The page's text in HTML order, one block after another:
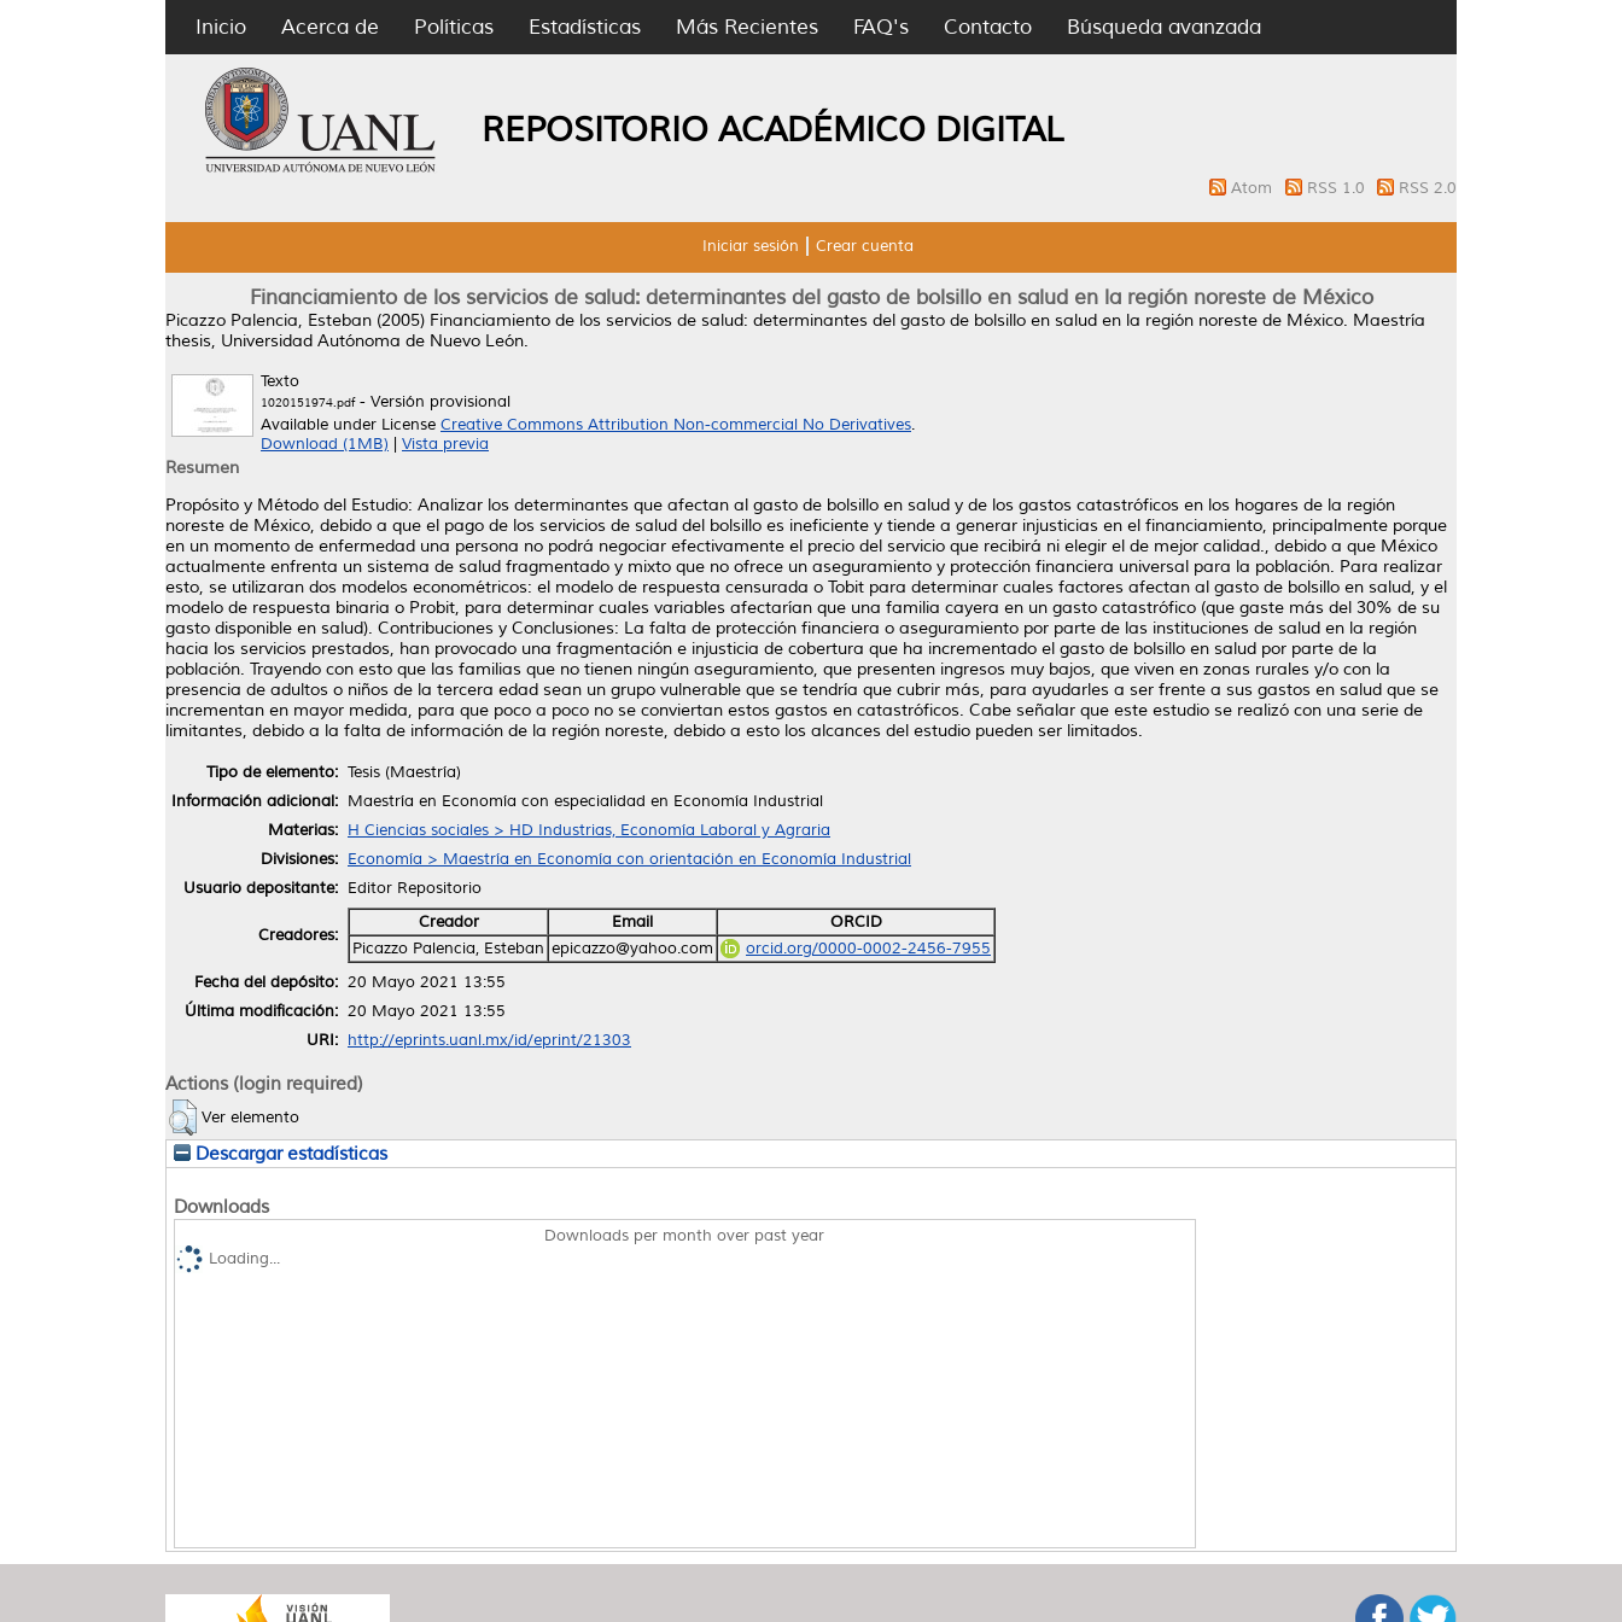
Inicio Acerca de Políticas Estadísticas Más Recientes FAQ's Contacto Búsqueda avanzada
REPOSITORIO ACADÉMICO DIGITAL
Atom RSS 1.0 RSS 2.0
Iniciar sesión Crear cuenta
Financiamiento de los servicios de salud: determinantes del gasto de bolsillo en salud en la región noreste de México
Picazzo Palencia, Esteban (2005) Financiamiento de los servicios de salud: determinantes del gasto de bolsillo en salud en la región noreste de México. Maestría
thesis, Universidad Autónoma de Nuevo León.
Texto
1020151974.pdf- Versión provisional
Available under License Creative Commons Attribution Non-commercial No Derivatives.
Download (1MB)
Vista previa
Resumen
Propósito y Método del Estudio: Analizar los determinantes que afectan al gasto de bolsillo en salud y de los gastos catastróficos en los hogares de la región
noreste de México, debido a que el pago de los servicios de salud del bolsillo es ineficiente y tiende a generar injusticias en el financiamiento, principalmente porque
en un momento de enfermedad una persona no podrá negociar efectivamente el precio del servicio que recibirá ni elegir el de mejor calidad., debido a que México
actualmente enfrenta un sistema de salud fragmentado y mixto que no ofrece un aseguramiento y protección financiera universal para la población. Para realizar
esto, se utilizaran dos modelos econométricos: el modelo de respuesta censurada o Tobit para determinar cuales factores afectan al gasto de bolsillo en salud, y el
modelo de respuesta binaria o Probit, para determinar cuales variables afectarían que una familia cayera en un gasto catastrófico (que gaste más del 30% de su
gasto disponible en salud). Contribuciones y Conclusiones: La falta de protección financiera o aseguramiento por parte de las instituciones de salud en la región
hacia los servicios prestados, han provocado una fragmentación e injusticia de cobertura que ha incrementado el gasto de bolsillo en salud por parte de la
población. Trayendo con esto que las familias que no tienen ningún aseguramiento, que presenten ingresos muy bajos, que viven en zonas rurales y/o con la
presencia de adultos o niños de la tercera edad sean un grupo vulnerable que se tendría que cubrir más, para ayudarles a ser frente a sus gastos en salud que se
incrementan en mayor medida, para que poco a poco no se conviertan estos gastos en catastróficos. Cabe señalar que este estudio se realizó con una serie de
limitantes, debido a la falta de información de la región noreste, debido a esto los alcances del estudio pueden ser limitados.
Tipo de elemento: Tesis (Maestría)
Información adicional: Maestría en Economía con especialidad en Economía Industrial
Materias: H Ciencias sociales > HD Industrias, Economía Laboral y Agraria
Divisiones: Economía > Maestría en Economía con orientación en Economía Industrial
Usuario depositante: Editor Repositorio
Creadores:
Creador Email
ORCID
Picazzo Palencia, Esteban epicazzo@yahoo.com
orcid.org/0000-0002-2456-7955
Fecha del depósito: 20 Mayo 2021 13:55
Última modificación: 20 Mayo 2021 13:55
URI: http://eprints.uanl.mx/id/eprint/21303
Actions (login required)
Ver elemento
Descargar estadísticas
Downloads
Downloads per month over past year
Loading...